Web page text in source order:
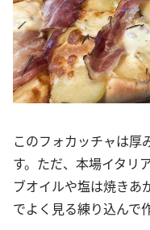
このフォカッチャは厚
す。ただ、本場イタリ
ブオイルや塩は焼きあ
でよく見る練り込んで